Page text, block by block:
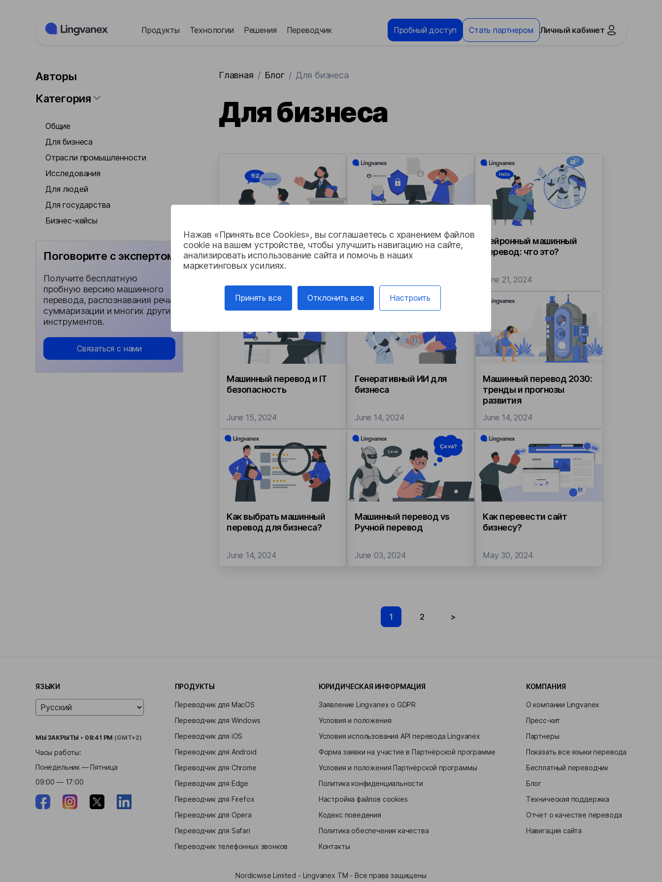
Нажав «Принять все Cookies», вы соглашаетесь с хранением файлов
cookie на вашем устройстве, чтобы улучшить навигацию на сайте,
анализировать использование сайта и помочь в наших
маркетинговых усилиях.
Принять все Отклонить все Настроить
Продукты Технологии Решения Переводчик Пробный доступ Стать партнером Личный кабинет
Авторы
Категория
Общие
Для бизнеса
Отрасли промышленности
Исследования
Для людей
Для государства
Бизнес-кейсы
Поговорите с экспертом
Получите бесплатную
пробную версию машинного
перевода, распознавания речи,
суммаризации и многих других
инструментов.
Связаться с нами
Главная / Блог / Для бизнеса
Для бизнеса
Машинный перевод для
бизнеса
Безопасность машинного
перевода
Нейронный машинный
перевод: что это?
June 21, 2024
Машинный перевод и IT
безопасность
June 15, 2024
Генеративный ИИ для
бизнеса
June 14, 2024
Машинный перевод 2030:
тренды и прогнозы
развития
June 14, 2024
Как выбрать машинный
перевод для бизнеса?
June 14, 2024
Машинный перевод vs
Ручной перевод
June 03, 2024
Как перевести сайт
бизнесу?
May 30, 2024
1 2 >
ЯЗЫКИ
МЫЗАКРЫТЫ • 08:41 PM (GMT+2)
Часы работы:
Понедельник — Пятница
09:00 — 17:00
ПРОДУКТЫ
Переводчик для MacOS
Переводчик для Windows
Переводчик для iOS
Переводчик для Android
Переводчик для Chrome
Переводчик для Edge
Переводчик для Firefox
Переводчик для Opera
Переводчик для Safari
Переводчик телефонных звонков
ЮРИДИЧЕСКАЯ ИНФОРМАЦИЯ
Заявление Lingvanex о GDPR
Условия и положения
Условия использования API перевода Lingvanex
Форма заявки на участие в Партнёрской программе
Условия и положения Партнёрской программы
Политика конфиденциальности
Настройка файлов cookies
Кодекс поведения
Политика обеспечения качества
Контакты
КОМПАНИЯ
О компании Lingvanex
Пресс-кит
Партнеры
Показать все языки перевода
Бесплатный переводчик
Блог
Техническая поддержка
Отчет о качестве перевода
Навигация сайта
Nordicwise Limited - Lingvanex TM - Все права защищены